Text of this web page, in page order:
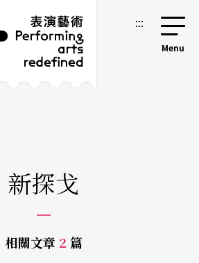
:::
新探戈
相關文章 2 篇